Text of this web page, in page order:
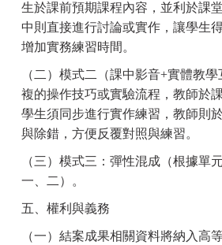
生於課前預期課程內容，並利於課
中則直接進行討論或實作，讓學生
增加實務練習時間。
（二）模式二（課中影音+實體教學
複的操作技巧或實驗流程，教師於
學生須同步進行實作練習，教師則
與除錯，方便反覆對照與練習。
（三）模式三：彈性混成（根據單
一、二）。
五、權利與義務
（一）結案成果相關資料將納入高